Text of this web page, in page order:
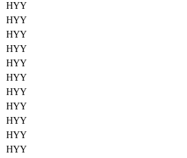
HYY
HYY
HYY
HYY
HYY
HYY
HYY
HYY
HYY
HYY
HYY